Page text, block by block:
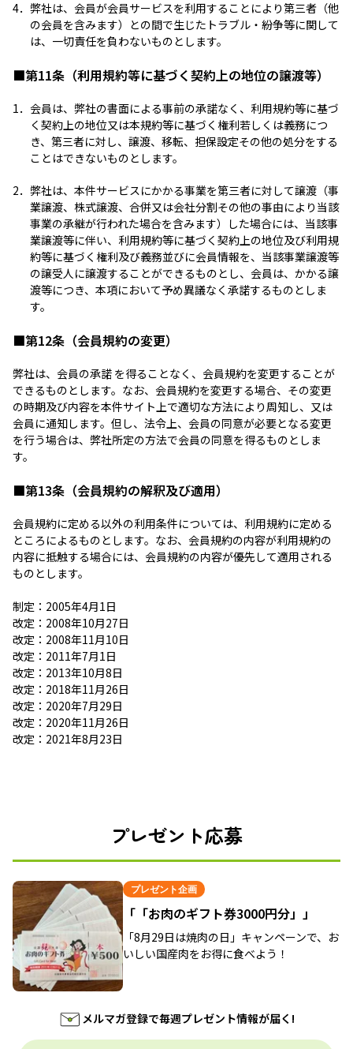
4． 弊社は、会員が会員サービスを利用することにより第三者（他
の会員を含みます）との間で生じたトラブル・紛争等に関して
は、一切責任を負わないものとします。
■第11条（利用規約等に基づく契約上の地位の譲渡等）
1． 会員は、弊社の書面による事前の承諾なく、利用規約等に基づ
く契約上の地位又は本規約等に基づく権利若しくは義務につ
き、第三者に対し、譲渡、移転、担保設定その他の処分をする
ことはできないものとします。
2． 弊社は、本件サービスにかかる事業を第三者に対して譲渡（事
業譲渡、株式譲渡、合併又は会社分割その他の事由により当該
事業の承継が行われた場合を含みます）した場合には、当該事
業譲渡等に伴い、利用規約等に基づく契約上の地位及び利用規
約等に基づく権利及び義務並びに会員情報を、当該事業譲渡等
の譲受人に譲渡することができるものとし、会員は、かかる譲
渡等につき、本項において予め異議なく承諾するものとしま
す。
■第12条（会員規約の変更）
弊社は、会員の承諾 を得ることなく、会員規約を変更することが
できるものとします。なお、会員規約を変更する場合、その変更
の時期及び内容を本件サイト上で適切な方法により周知し、又は
会員に通知します。但し、法令上、会員の同意が必要となる変更
を行う場合は、弊社所定の方法で会員の同意を得るものとしま
す。
■第13条（会員規約の解釈及び適用）
会員規約に定める以外の利用条件については、利用規約に定める
ところによるものとします。なお、会員規約の内容が利用規約の
内容に抵触する場合には、会員規約の内容が優先して適用される
ものとします。
制定：2005年4月1日
改定：2008年10月27日
改定：2008年11月10日
改定：2011年7月1日
改定：2013年10月8日
改定：2018年11月26日
改定：2020年7月29日
改定：2020年11月26日
改定：2021年8月23日
プレゼント応募
プレゼント企画
「「お肉のギフト券3000円分」」
「8月29日は焼肉の日」キャンペーンで、お
いしい国産肉をお得に食べよう！
メルマガ登録で毎週プレゼント情報が届く!